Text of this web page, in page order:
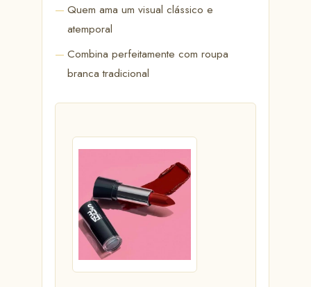
Quem ama um visual clássico e
atemporal
Combina perfeitamente com roupa
branca tradicional